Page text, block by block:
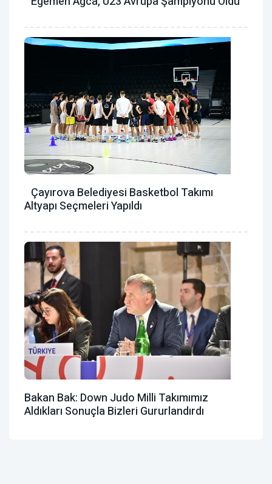
Çayırova Belediyesi Basketbol Takımı
Altyapı Seçmeleri Yapıldı
Bakan Bak: Down Judo Milli Takımımız
Aldıkları Sonuçla Bizleri Gururlandırdı